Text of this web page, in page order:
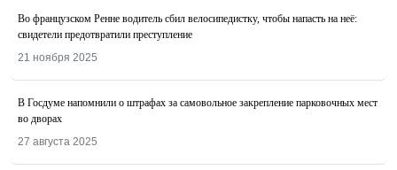
Во французском Ренне водитель сбил велосипедистку, чтобы напасть на неё:
свидетели предотвратили преступление
21 ноября 2025
В Госдуме напомнили о штрафах за самовольное закрепление парковочных мест
во дворах
27 августа 2025